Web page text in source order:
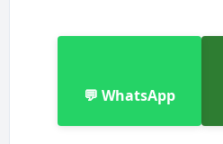
WhatsApp 💬